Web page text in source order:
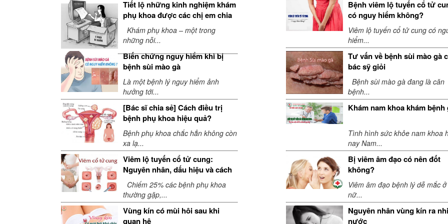
Tiết lộ những kinh nghiệm khám
phụ khoa được các chị em chia
sẻ
Khám phụ khoa – một trong
những nỗi...
Bệnh viêm lộ tuyến cổ tử
có nguy hiểm không?
Viêm lộ tuyến cổ tử cung có
hiểm...
Biến chứng nguy hiểm khi bị
bệnh sùi mào gà
Là một bệnh lý nguy hiểm ảnh
hưởng tới...
Tư vấn về bệnh sùi mào gà
bác sỹ giỏi
Bệnh sùi mào gà đang là căn
bệnh...
[Bác sĩ chia sẻ] Cách điều trị
bệnh phụ khoa hiệu quả?
Bệnh phụ khoa chắc hẳn không còn
xa lạ...
Khám nam khoa khám bệnh
Tình hình sức khỏe nam khoa
nay Nam...
Viêm lộ tuyến cổ tử cung:
Nguyên nhân, dấu hiệu và cách
điều trị
Chiếm 25% các bệnh phụ khoa
thường gặp,...
Bị viêm âm đạo có nên đốt
không?
Viêm âm đạo bệnh lý dễ mắc ở
nữ...
Vùng kín có mùi hôi sau khi
quan hệ
Nguyên nhân vùng kín ra
nước